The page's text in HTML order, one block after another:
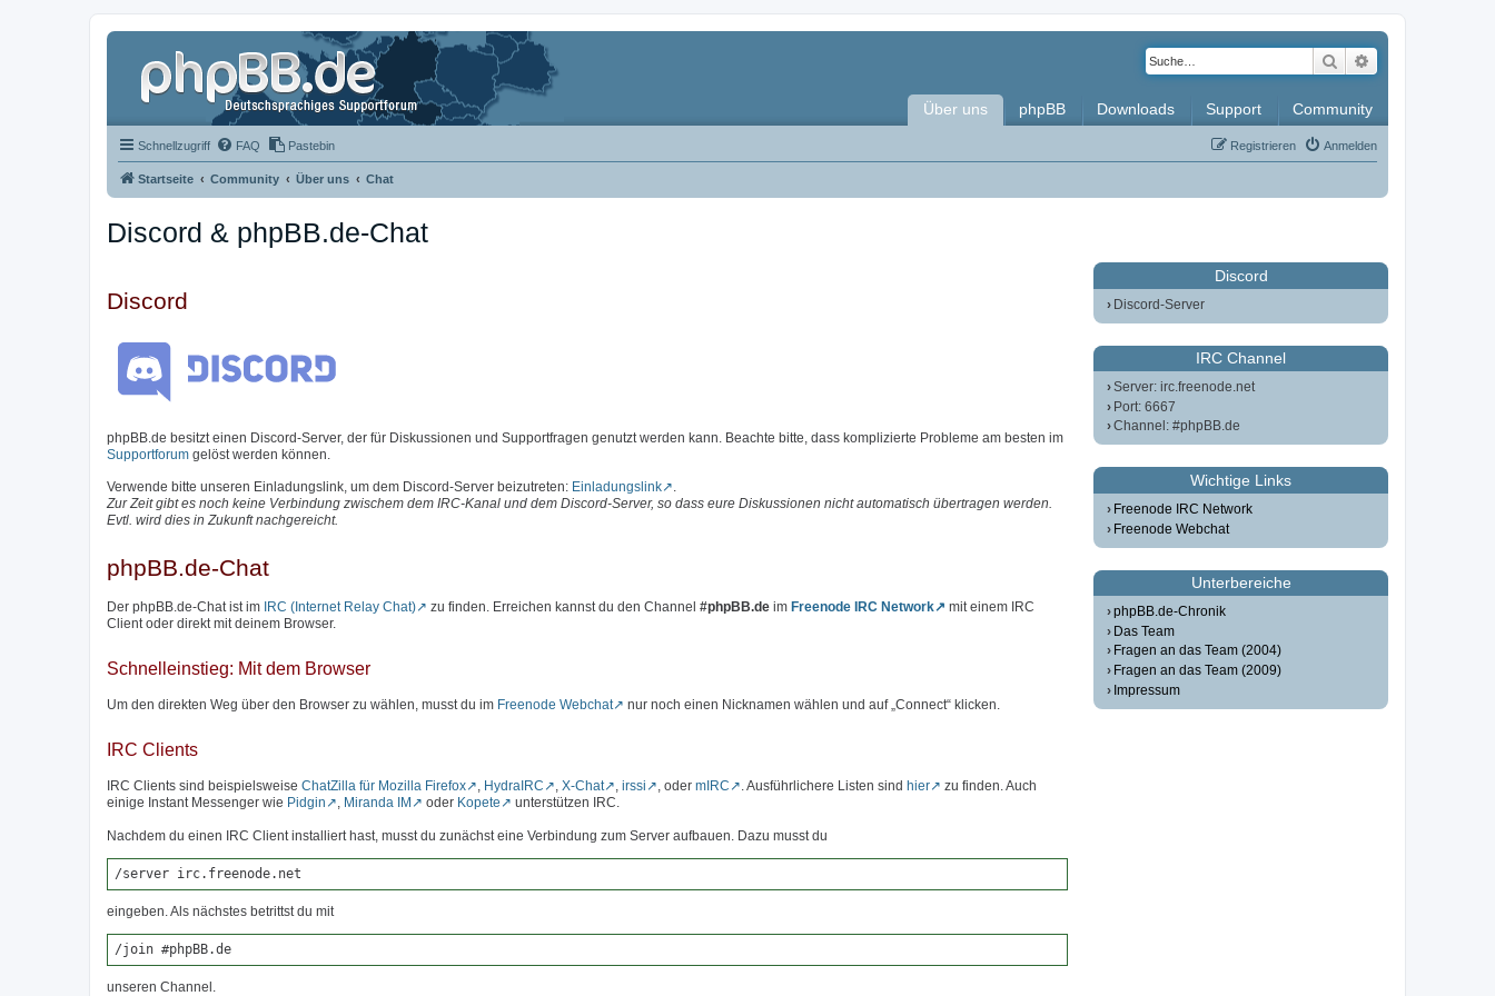
Suche
Über uns phpBB Downloads Support Community
Schnellzugriff FAQ Pastebin Anmelden
Registrieren
Startseite Community Über uns Chat
Discord & phpBB.de-Chat
Discord
phpBB.de besitzt einen Discord-Server, der für Diskussionen und Supportfragen genutzt werden kann. Beachte bitte, dass komplizierte Probleme am besten im
Supportforum gelöst werden können.
Verwende bitte unseren Einladungslink, um dem Discord-Server beizutreten: Einladungslink
.
Zur Zeit gibt es noch keine Verbindung zwischem dem IRC-Kanal und dem Discord-Server, so dass eure Diskussionen nicht automatisch übertragen werden.
Evtl. wird dies in Zukunft nachgereicht.
phpBB.de-Chat
Der phpBB.de-Chat ist im IRC (Internet Relay Chat) zu finden. Erreichen kannst du den Channel #phpBB.de im Freenode IRC Network
mit einem IRC
Client oder direkt mit deinem Browser.
Schnelleinstieg: Mit dem Browser
Um den direkten Weg über den Browser zu wählen, musst du im Freenode Webchat nur noch einen Nicknamen wählen und auf „Connect“ klicken.
IRC Clients
IRC Clients sind beispielsweise ChatZilla für Mozilla Firefox , HydraIRC , X-Chat , irssi , oder mIRC . Ausführlichere Listen sind hier
zu finden. Auch
einige Instant Messenger wie Pidgin , Miranda IM oder Kopete unterstützen IRC.
Nachdem du einen IRC Client installiert hast, musst du zunächst eine Verbindung zum Server aufbauen. Dazu musst du
/server irc.freenode.net
eingeben. Als nächstes betrittst du mit
/join #phpBB.de
unseren Channel.
Discord
Discord-Server
IRC Channel
Server: irc.freenode.net
Port: 6667
Channel: #phpBB.de
Wichtige Links
Freenode IRC Network
Freenode Webchat
Unterbereiche
phpBB.de-Chronik
Das Team
Fragen an das Team (2004)
Fragen an das Team (2009)
Impressum